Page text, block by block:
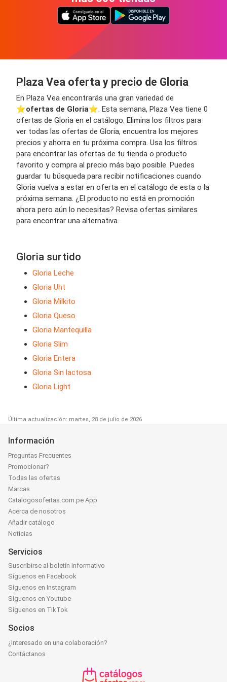
Plaza Vea oferta y precio de Gloria
En Plaza Vea encontrarás una gran variedad de
⭐️ofertas de Gloria⭐️. Esta semana, Plaza Vea tiene 0
ofertas de Gloria en el catálogo. Elimina los filtros para
ver todas las ofertas de Gloria, encuentra los mejores
precios y ahorra en tu próxima compra. Usa los filtros
para encontrar las ofertas de tu tienda o producto
favorito y compra al precio más bajo posible. Puedes
guardar tu búsqueda para recibir notificaciones cuando
Gloria vuelva a estar en oferta en el catálogo de esta o la
próxima semana. ¿El producto no está en promoción
ahora pero aún lo necesitas? Revisa ofertas similares
para encontrar una alternativa.
Gloria surtido
Gloria Leche
Gloria Uht
Gloria Milkito
Gloria Queso
Gloria Mantequilla
Gloria Slim
Gloria Entera
Gloria Sin lactosa
Gloria Light
Última actualización: martes, 28 de julio de 2026
Información
Preguntas Frecuentes
Promocionar?
Todas las ofertas
Marcas
Catalogosofertas.com.pe App
Acerca de nosotros
Añadir catálogo
Noticias
Servicios
Suscribirse al boletín informativo
Síguenos en Facebook
Síguenos en Instagram
Síguenos en Youtube
Síguenos en TikTok
Socios
¿Interesado en una colaboración?
Contáctanos